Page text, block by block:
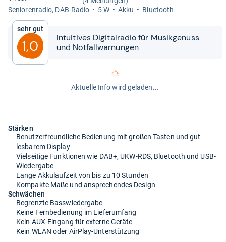
Senio­ren­ra­dio, DAB-​Radio
5 W Akku Blue­tooth
Sehr gut
1,0
Intui­ti­ves Digi­tal­ra­dio für Musik­ge­nuss
und Not­fall­war­nun­gen
Aktuelle Info wird geladen...
Stärken
Benutzerfreundliche Bedienung mit großen Tasten und gut
lesbarem Display
Vielseitige Funktionen wie DAB+, UKW-RDS, Bluetooth und USB-
Wiedergabe
Lange Akkulaufzeit von bis zu 10 Stunden
Kompakte Maße und ansprechendes Design
Schwächen
Begrenzte Basswiedergabe
Keine Fernbedienung im Lieferumfang
Kein AUX-Eingang für externe Geräte
Kein WLAN oder AirPlay-Unterstützung